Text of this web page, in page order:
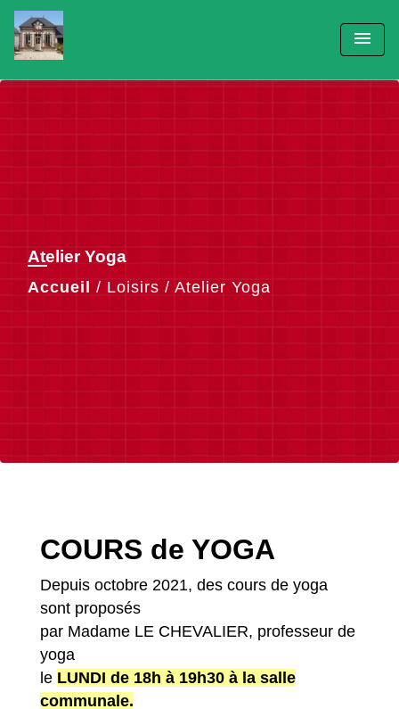
menu
Atelier Yoga
Accueil / Loisirs / Atelier Yoga
COURS de YOGA
Depuis octobre 2021, des cours de yoga
sont proposés
par Madame LE CHEVALIER, professeur de
yoga
le LUNDI de 18h à 19h30 à la salle
communale.